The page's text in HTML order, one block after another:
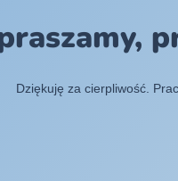
Dziękuję za cierpliwość.